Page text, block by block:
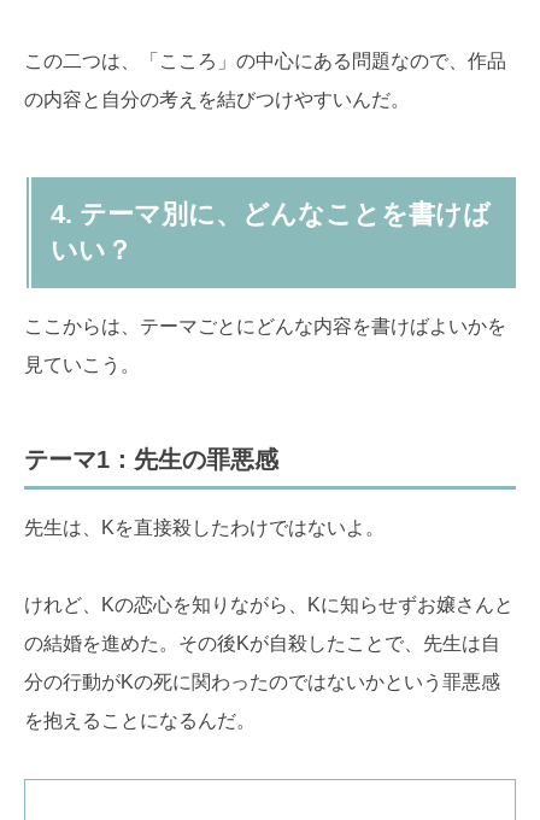
この二つは、「こころ」の中心にある問題なので、作品
の内容と自分の考えを結びつけやすいんだ。
4. テーマ別に、どんなことを書けば
いい？
ここからは、テーマごとにどんな内容を書けばよいかを
見ていこう。
テーマ1：先生の罪悪感
先生は、Kを直接殺したわけではないよ。
けれど、Kの恋心を知りながら、Kに知らせずお嬢さんと
の結婚を進めた。その後Kが自殺したことで、先生は自
分の行動がKの死に関わったのではないかという罪悪感
を抱えることになるんだ。